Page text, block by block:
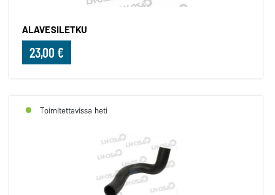
ALAVESILETKU
23,00 €
Toimitettavissa heti